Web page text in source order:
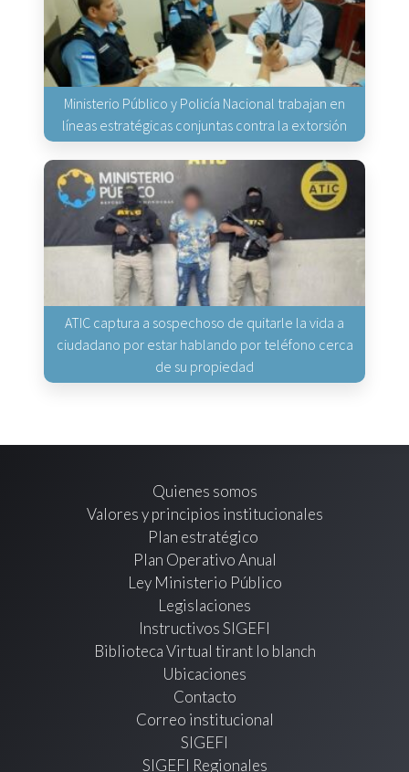
Ministerio Público y Policía Nacional trabajan en
líneas estratégicas conjuntas contra la extorsión
ATIC captura a sospechoso de quitarle la vida a
ciudadano por estar hablando por teléfono cerca
de su propiedad
Quienes somos
Valores y principios institucionales
Plan estratégico
Plan Operativo Anual
Ley Ministerio Público
Legislaciones
Instructivos SIGEFI
Biblioteca Virtual tirant lo blanch
Ubicaciones
Contacto
Correo institucional
SIGEFI
SIGEFI Regionales